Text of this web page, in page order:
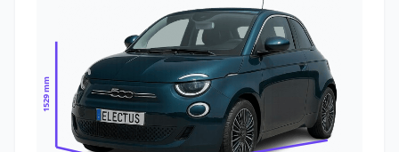
1529 mm